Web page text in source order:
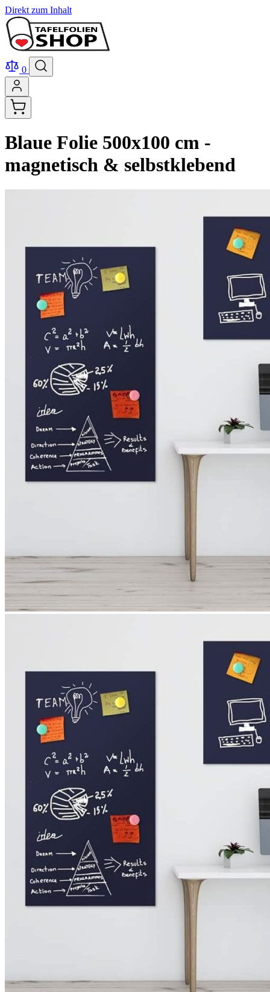
Direkt zum Inhalt
0
Blaue Folie 500x100 cm -
magnetisch & selbstklebend